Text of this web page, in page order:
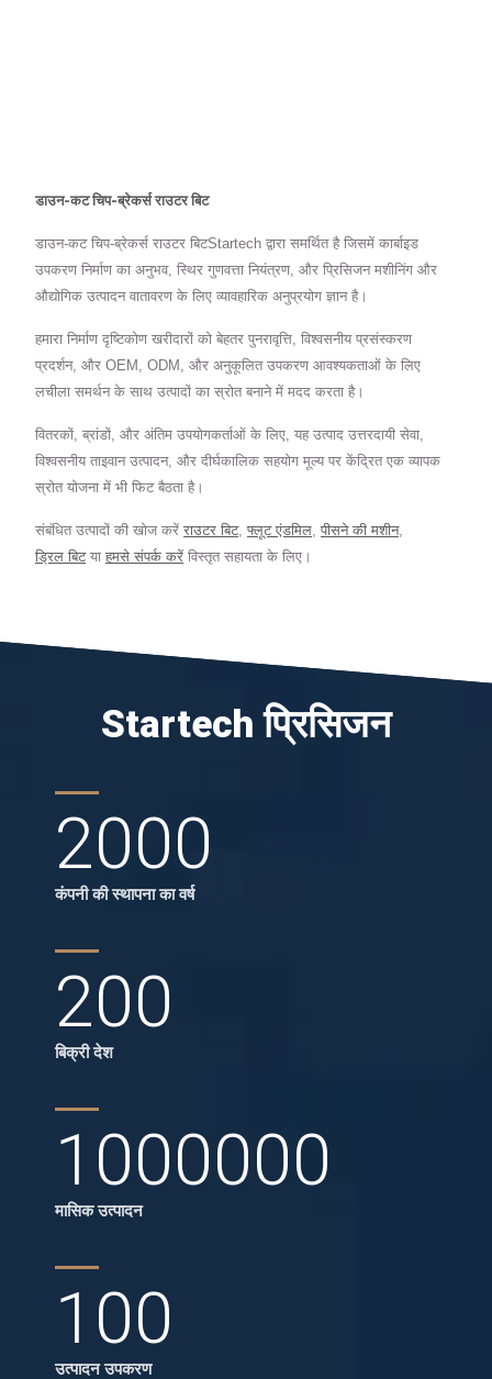
डाउन-कट चिप-ब्रेकर्स राउटर बिट
डाउन-कट चिप-ब्रेकर्स राउटर बिटStartech द्वारा समर्थित है जिसमें कार्बाइड
उपकरण निर्माण का अनुभव, स्थिर गुणवत्ता नियंत्रण, और प्रिसिजन मशीनिंग और
औद्योगिक उत्पादन वातावरण के लिए व्यावहारिक अनुप्रयोग ज्ञान है।
हमारा निर्माण दृष्टिकोण खरीदारों को बेहतर पुनरावृत्ति, विश्वसनीय प्रसंस्करण
प्रदर्शन, और OEM, ODM, और अनुकूलित उपकरण आवश्यकताओं के लिए
लचीला समर्थन के साथ उत्पादों का स्रोत बनाने में मदद करता है।
वितरकों, ब्रांडों, और अंतिम उपयोगकर्ताओं के लिए, यह उत्पाद उत्तरदायी सेवा,
विश्वसनीय ताइवान उत्पादन, और दीर्घकालिक सहयोग मूल्य पर केंद्रित एक व्यापक
स्रोत योजना में भी फिट बैठता है।
संबंधित उत्पादों की खोज करें राउटर बिट, फ्लूट एंडमिल, पीसने की मशीन,
ड्रिल बिटया हमसे संपर्क करें विस्तृत सहायता के लिए।
Startech प्रिसिजन
2000
कंपनी की स्थापना का वर्ष
200
बिक्री देश
1000000
मासिक उत्पादन
100
उत्पादन उपकरण